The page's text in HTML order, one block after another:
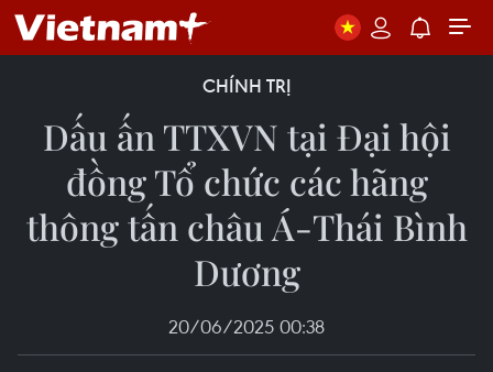
CHÍNH TRỊ
Dấu ấn TTXVN tại Đại hội
đồng Tổ chức các hãng
thông tấn châu Á-Thái Bình
Dương
20/06/2025 00:38